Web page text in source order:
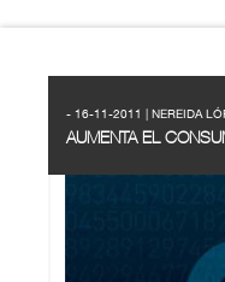
- 16-11-2011 | NEREIDA
AUMENTA EL